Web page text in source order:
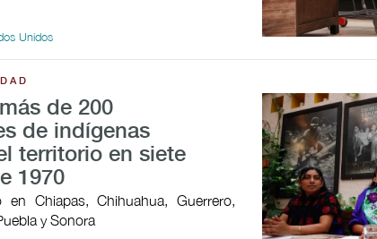
Unidos
de 200
de indígenas
territorio en siete
1970
en Chiapas, Chihuahua, Guerrero,
y Sonora